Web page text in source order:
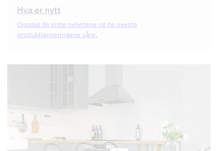
Hva er nytt
Oppdag de siste nyhetene og de nyeste
produktlanseringene våre.